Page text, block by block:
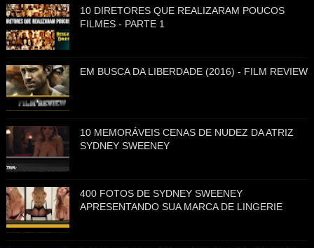
10 DIRETORES QUE REALIZARAM POUCOS
FILMES - PARTE 1
EM BUSCA DA LIBERDADE (2016) - FILM REVIEW
10 MEMORÁVEIS CENAS DE NUDEZ DA ATRIZ
SYDNEY SWEENEY
400 FOTOS DE SYDNEY SWEENEY
APRESENTANDO SUA MARCA DE LINGERIE